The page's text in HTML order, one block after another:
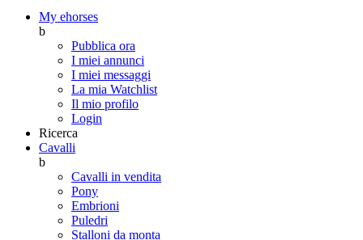
My ehorses
b
Pubblica ora
I miei annunci
I miei messaggi
La mia Watchlist
Il mio profilo
Login
Ricerca
Cavalli
b
Cavalli in vendita
Pony
Embrioni
Puledri
Stalloni da monta